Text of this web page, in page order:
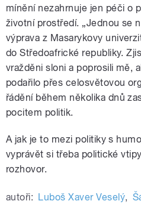
mínění nezahrnuje jen péči o
životní prostředí. „Jednou se
výprava z Masarykovy
do Středoafrické republiky.
vražděni sloni a poprosili mě,
podařilo přes celosvětovou
řádění během několika dnů
pocitem politik.
A jak je to mezi politiky s
vyprávět si třeba politické
rozhovor.
autoři: Luboš Xaver Veselý,